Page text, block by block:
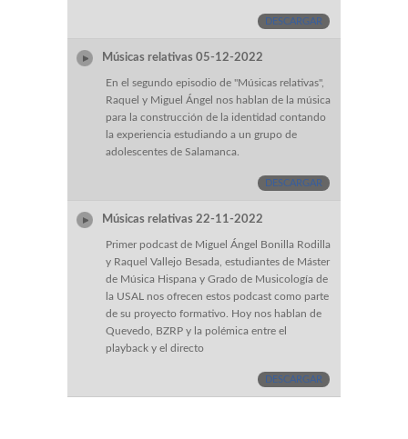
DESCARGAR
Músicas relativas 05-12-2022
En el segundo episodio de "Músicas relativas",
Raquel y Miguel Ángel nos hablan de la música
para la construcción de la identidad contando
la experiencia estudiando a un grupo de
adolescentes de Salamanca.
DESCARGAR
Músicas relativas 22-11-2022
Primer podcast de Miguel Ángel Bonilla Rodilla
y Raquel Vallejo Besada, estudiantes de Máster
de Música Hispana y Grado de Musicología de
la USAL nos ofrecen estos podcast como parte
de su proyecto formativo. Hoy nos hablan de
Quevedo, BZRP y la polémica entre el
playback y el directo
DESCARGAR